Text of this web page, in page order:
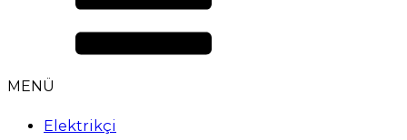
MENÜ
Elektrikçi